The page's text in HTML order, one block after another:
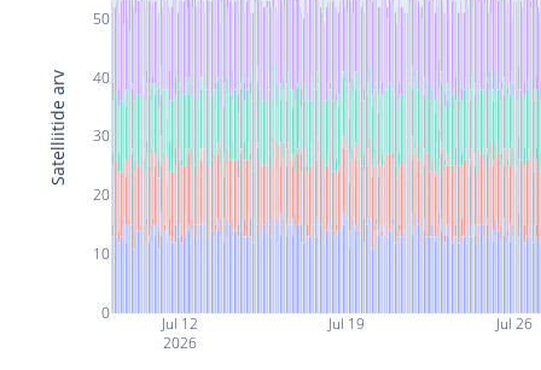
Jul 12
2026
Jul 19 Jul 26
0
10
20
30
40
50
Satelliitide arv